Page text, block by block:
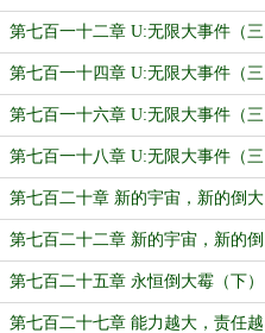
九）
第七百一十二章 U:无限大事件（三
十一）
第七百一十四章 U:无限大事件（三
十三）
第七百一十六章 U:无限大事件（三
十五）
第七百一十八章 U:无限大事件（三
十七）
第七百二十章 新的宇宙，新的倒大
霉（上）
第七百二十二章 新的宇宙，新的倒
大霉（下）
第七百二十五章 永恒倒大霉（下）
第七百二十七章 能力越大，责任越